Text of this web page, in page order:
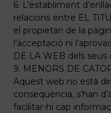
6. L’establiment
relacions entre EL
el propietari de la
l’acceptació ni
DE LA WEB dels
9. MENORS DE
Aquest web no està
conseqüència, s’han
facilitar-hi cap